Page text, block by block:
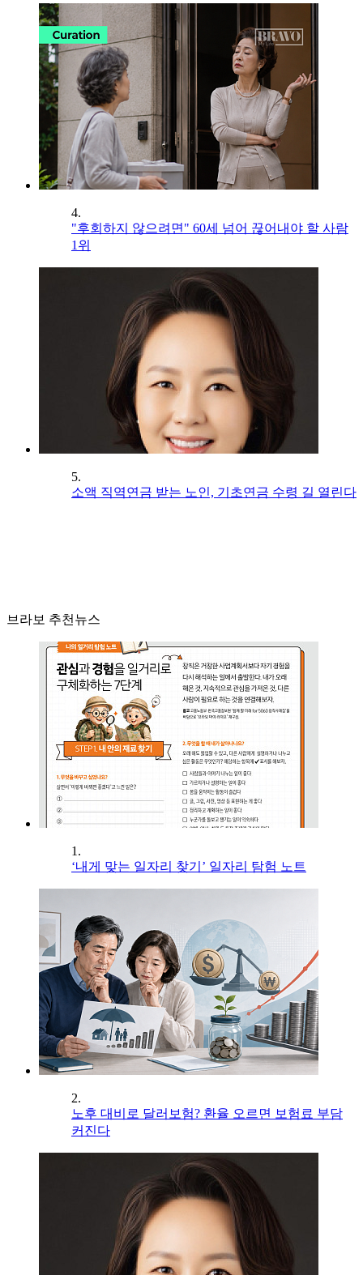
4.
"후회하지 않으려면" 60세 넘어 끊어내야 할 사람
1위
5.
소액 직역연금 받는 노인, 기초연금 수령 길 열린다
브라보 추천뉴스
1.
‘내게 맞는 일자리 찾기’ 일자리 탐험 노트
2.
노후 대비로 달러보험? 환율 오르면 보험료 부담
커진다